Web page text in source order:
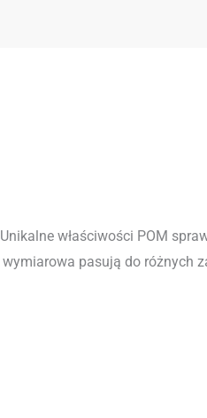
Unikalne właściwości POM
wymiarowa pasują do różnych